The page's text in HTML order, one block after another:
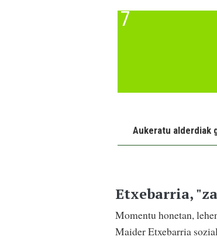
Etxebarria,
Momentu honetan,
Maider Etxebarria